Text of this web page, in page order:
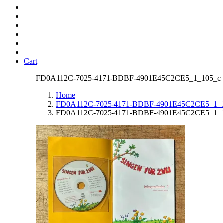
Cart
FD0A112C-7025-4171-BDBF-4901E45C2CE5_1_105_c
Home
FD0A112C-7025-4171-BDBF-
FD0A112C-7025-4171-BDBF-